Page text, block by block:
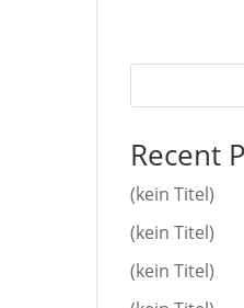
Recent
(kein Titel)
(kein Titel)
(kein Titel)